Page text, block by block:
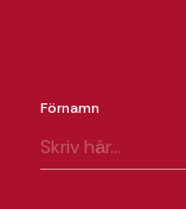
Förnamn